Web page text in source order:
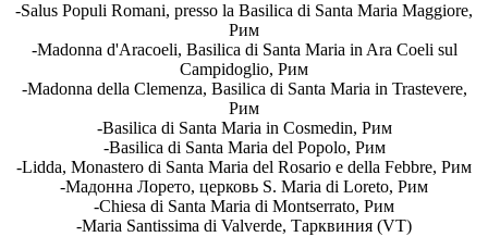
-Salus Populi Romani, presso la Basilica di Santa Maria Maggiore,
Рим
-Madonna d'Aracoeli, Basilica di Santa Maria in Ara Coeli sul
Campidoglio, Рим
-Madonna della Clemenza, Basilica di Santa Maria in Trastevere,
Рим
-Basilica di Santa Maria in Cosmedin, Рим
-Basilica di Santa Maria del Popolo, Рим
-Lidda, Monastero di Santa Maria del Rosario e della Febbre, Рим
-Мадонна Лорето, церковь S. Maria di Loreto, Рим
-Chiesa di Santa Maria di Montserrato, Рим
-Maria Santissima di Valverde, Тарквиния (VT)